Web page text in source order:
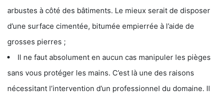
arbustes à côté des bâtiments. Le mieux serait de disposer
d’une surface cimentée, bitumée empierrée à l’aide de
grosses pierres ;
Il ne faut absolument en aucun cas manipuler les pièges
sans vous protéger les mains. C’est là une des raisons
nécessitant l’intervention d’un professionnel du domaine. Il